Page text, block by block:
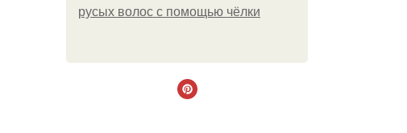
русых волос с помощью чёлки